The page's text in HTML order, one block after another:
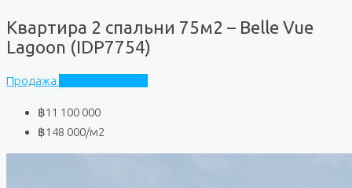
Квартира 2 спальни 75м2 – Belle Vue
Lagoon (IDP7754)
Продажа
฿11 100 000
฿148 000/м2